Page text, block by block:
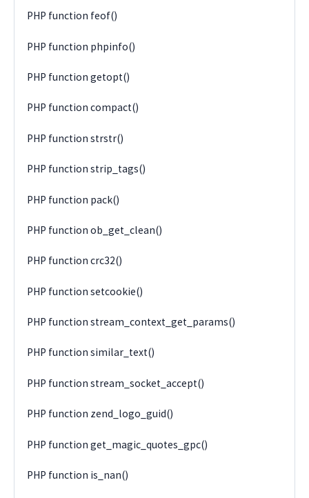
PHP function feof()
PHP function phpinfo()
PHP function getopt()
PHP function compact()
PHP function strstr()
PHP function strip_tags()
PHP function pack()
PHP function ob_get_clean()
PHP function crc32()
PHP function setcookie()
PHP function stream_context_get_params()
PHP function similar_text()
PHP function stream_socket_accept()
PHP function zend_logo_guid()
PHP function get_magic_quotes_gpc()
PHP function is_nan()